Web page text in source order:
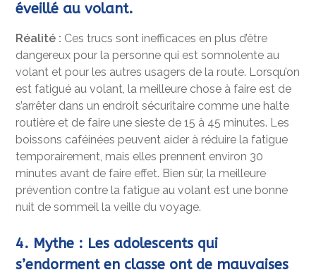
éveillé au volant.
Réalité : Ces trucs sont inefficaces en plus d’être
dangereux pour la personne qui est somnolente au
volant et pour les autres usagers de la route. Lorsqu’on
est fatigué au volant, la meilleure chose à faire est de
s’arrêter dans un endroit sécuritaire comme une halte
routière et de faire une sieste de 15 à 45 minutes. Les
boissons caféinées peuvent aider à réduire la fatigue
temporairement, mais elles prennent environ 30
minutes avant de faire effet. Bien sûr, la meilleure
prévention contre la fatigue au volant est une bonne
nuit de sommeil la veille du voyage.
4. Mythe : Les adolescents qui
s’endorment en classe ont de mauvaises